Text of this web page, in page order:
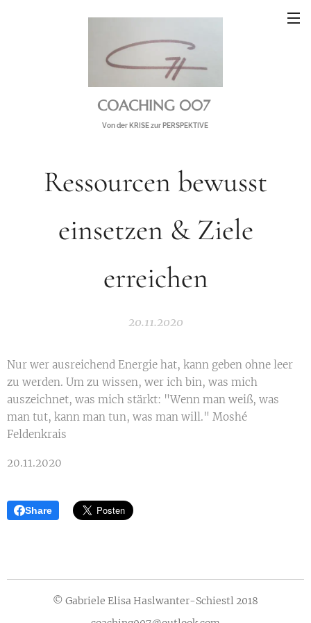
COACHING 007
Von der KRISE zur PERSPEKTIVE
Ressourcen bewusst
einsetzen & Ziele
erreichen
20.11.2020
Nur wer ausreichend Energie hat, kann geben ohne leer
zu werden. Um zu wissen, wer ich bin, was mich
auszeichnet, was mich stärkt: "Wenn man weiß, was
man tut, kann man tun, was man will." Moshé
Feldenkrais
20.11.2020
Share
© Gabriele Elisa Haslwanter-Schiestl 2018